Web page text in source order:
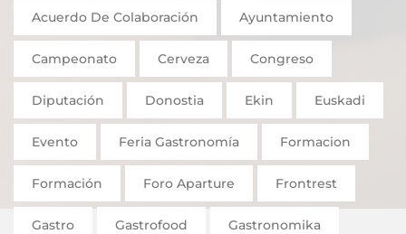
Acuerdo De Colaboración Ayuntamiento
Campeonato Cerveza Congreso
Diputación Donostia Ekin Euskadi
Evento Feria Gastronomía Formacion
Formación Foro Aparture Frontrest
Gastro Gastrofood Gastronomika